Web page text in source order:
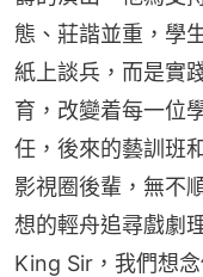
態、莊諧並重，學
紙上談兵，而是實
育，改變着每一位
任，後來的藝訓班
影視圈後輩，無不
想的輕舟追尋戲劇
King Sir，我們想